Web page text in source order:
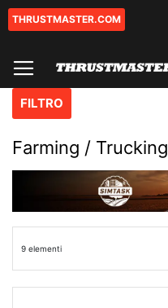
Salta
THRUSTMASTER.COM
Farming / Trucking
9 elementi
FILTRO